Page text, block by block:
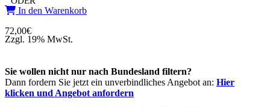
In den Warenkorb
72,00€
Zzgl. 19% MwSt.
Sie wollen nicht nur nach Bundesland filtern?
Dann fordern Sie jetzt ein unverbindliches Angebot an: Hier
klicken und Angebot anfordern